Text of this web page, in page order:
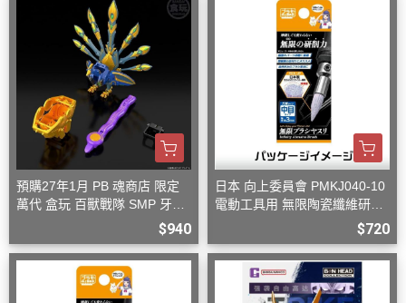
預購27年1月 PB 魂商店 限定
萬代 盒玩 百獸戰隊 SMP 牙吠
$940
日本 向上委員會 PMKJ040-10
電動工具用 無限陶瓷纖維研磨
$720